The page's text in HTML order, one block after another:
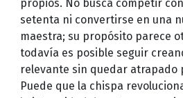
propios. No busca competir
setenta ni convertirse en una
maestra; su propósito parece
todavía es posible seguir
relevante sin quedar atrapado
Puede que la chispa